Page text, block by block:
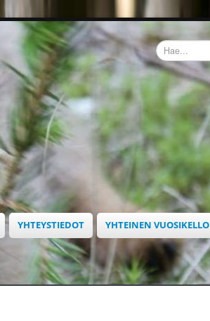
YHTEYSTIEDOT YHTEINEN VUOSIKELLO